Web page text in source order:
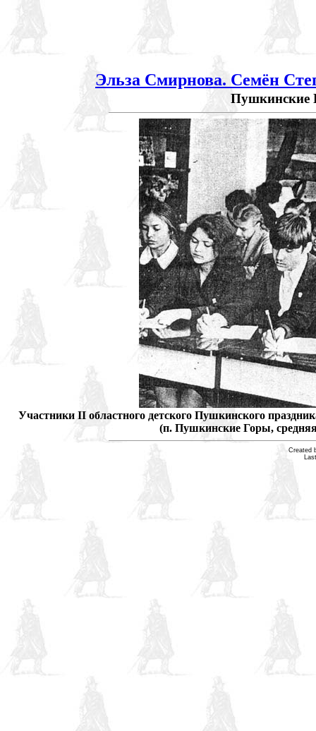
Эльза Смирнова. Семён
Пушкинские
Участники II областного детского Пушкинского
(п. Пушкинские Горы,
Created